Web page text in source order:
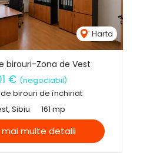
Harta
birouri-Zona de Vest
€ (negociabil)
birouri de închiriat
Sibiu
161 mp
mai multe detalii